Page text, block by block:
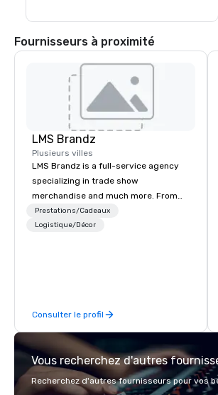
Fournisseurs à proximité
LMS Brandz
Plusieurs villes
LMS Brandz is a full-service agency
specializing in trade show
merchandise and much more. From
booth giveaways and branded apparel
to executive gifting, displays,
years of industry experience and
commitment to exceptional customer
service set us apart. We deliver
smart, reliable solutions designed to
make the end-user experience
seamless from start to finish. We are
Prestations/Cadeaux
Logistique/Décor
Consulter le profil
Vous recherchez d'autres
Recherchez d'autres fournisseurs pour vos